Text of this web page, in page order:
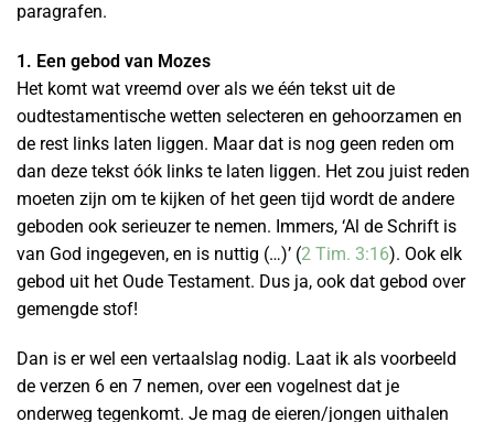
paragrafen.
1. Een gebod van Mozes
Het komt wat vreemd over als we één tekst uit de
oudtestamentische wetten selecteren en gehoorzamen en
de rest links laten liggen. Maar dat is nog geen reden om
dan deze tekst óók links te laten liggen. Het zou juist reden
moeten zijn om te kijken of het geen tijd wordt de andere
geboden ook serieuzer te nemen. Immers, ‘Al de Schrift is
van God ingegeven, en is nuttig (…)’ (2 Tim. 3:16). Ook elk
gebod uit het Oude Testament. Dus ja, ook dat gebod over
gemengde stof!
Dan is er wel een vertaalslag nodig. Laat ik als voorbeeld
de verzen 6 en 7 nemen, over een vogelnest dat je
onderweg tegenkomt. Je mag de eieren/jongen uithalen